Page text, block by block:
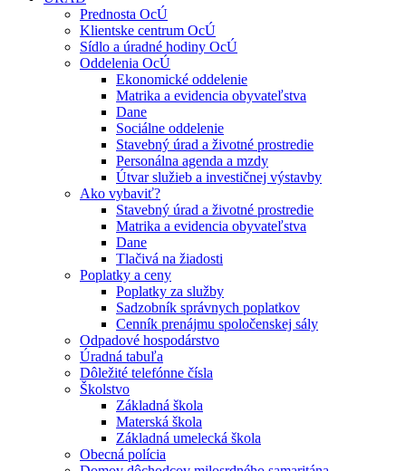
Prednosta OcÚ
Klientske centrum OcÚ
Sídlo a úradné hodiny OcÚ
Oddelenia OcÚ
Ekonomické oddelenie
Matrika a evidencia obyvateľstva
Dane
Sociálne oddelenie
Stavebný úrad a životné prostredie
Personálna agenda a mzdy
Útvar služieb a investičnej výstavby
Ako vybaviť?
Stavebný úrad a životné prostredie
Matrika a evidencia obyvateľstva
Dane
Tlačivá na žiadosti
Poplatky a ceny
Poplatky za služby
Sadzobník správnych poplatkov
Cenník prenájmu spoločenskej sály
Odpadové hospodárstvo
Úradná tabuľa
Dôležité telefónne čísla
Školstvo
Základná škola
Materská škola
Základná umelecká škola
Obecná polícia